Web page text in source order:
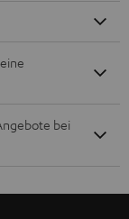
bei